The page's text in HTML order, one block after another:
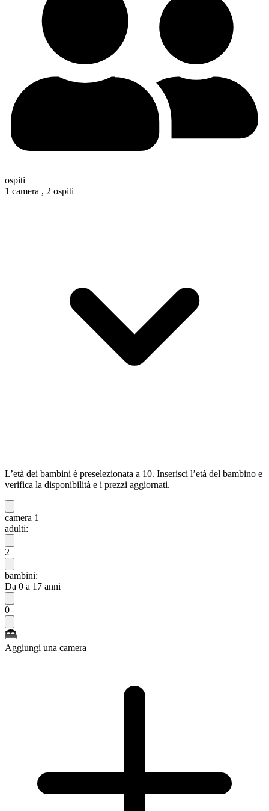
ospiti
1 camera , 2 ospiti
L’età dei bambini è preselezionata a 10. Inserisci l’età del bambino e
verifica la disponibilità e i prezzi aggiornati.
camera 1
adulti:
2
bambini:
Da 0 a 17 anni
0
Aggiungi una camera